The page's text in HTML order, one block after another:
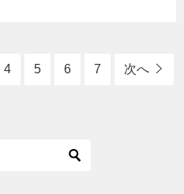
4 5 6 7 次へ